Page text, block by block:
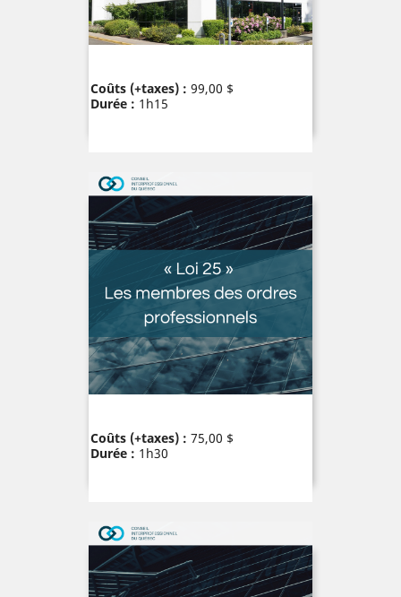
Prix
Coûts (+taxes) : 99,00 $
Durée : 1h15
Prix
Coûts (+taxes) : 75,00 $
Durée : 1h30